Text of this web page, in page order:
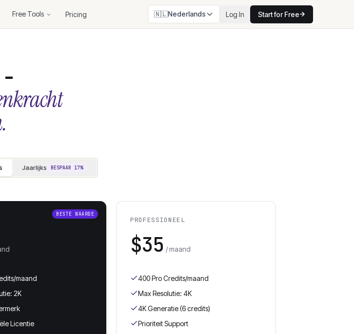
Free Tools Pricing 🇳🇱Nederlands Log In Start for Free
-
Jaarlijks BESPAAR 17%
BESTE WAARDE
maand
2K
Licentie
PROFESSIONEEL
$35 / maand
400 Pro Credits/maand
Max Resolutie: 4K
4K Generatie (6 credits)
Prioriteit Support